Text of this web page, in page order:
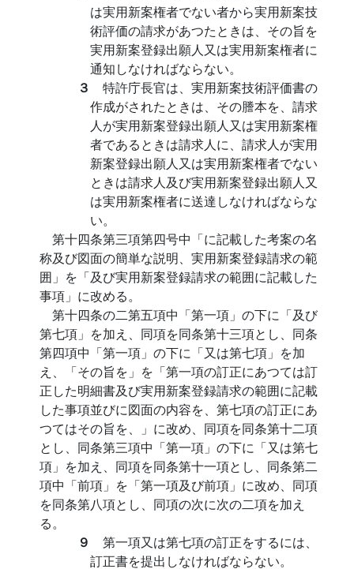
は実用新案権者でない者から実用新案技
術評価の請求があつたときは、その旨を
実用新案登録出願人又は実用新案権者に
通知しなければならない。
３ 特許庁長官は、実用新案技術評価書の
作成がされたときは、その謄本を、請求
人が実用新案登録出願人又は実用新案権
者であるときは請求人に、請求人が実用
新案登録出願人又は実用新案権者でない
ときは請求人及び実用新案登録出願人又
は実用新案権者に送達しなければならな
い。
第十四条第三項第四号中「に記載した考案の名
称及び図面の簡単な説明、実用新案登録請求の範
囲」を「及び実用新案登録請求の範囲に記載した
事項」に改める。
第十四条の二第五項中「第一項」の下に「及び
第七項」を加え、同項を同条第十三項とし、同条
第四項中「第一項」の下に「又は第七項」を加
え、「その旨を」を「第一項の訂正にあつては訂
正した明細書及び実用新案登録請求の範囲に記載
した事項並びに図面の内容を、第七項の訂正にあ
つてはその旨を、」に改め、同項を同条第十二項
とし、同条第三項中「第一項」の下に「又は第七
項」を加え、同項を同条第十一項とし、同条第二
項中「前項」を「第一項及び前項」に改め、同項
を同条第八項とし、同項の次に次の二項を加え
る。
９ 第一項又は第七項の訂正をするには、
訂正書を提出しなければならない。